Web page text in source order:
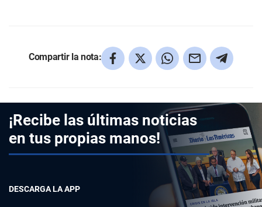
Compartir la nota:
¡Recibe las últimas noticias
en tus propias manos!
DESCARGA LA APP